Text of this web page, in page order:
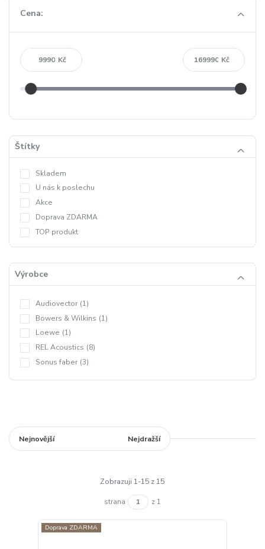
Cena:
Kč Kč
Štítky
Skladem
U nás k poslechu
Akce
Doprava ZDARMA
TOP produkt
Výrobce
Audiovector (1)
Bowers & Wilkins (1)
Loewe (1)
REL Acoustics (8)
Sonus faber (3)
Nejnovější Nejdražší
Zobrazuji 1-15 z 15
strana z 1
Doprava ZDARMA